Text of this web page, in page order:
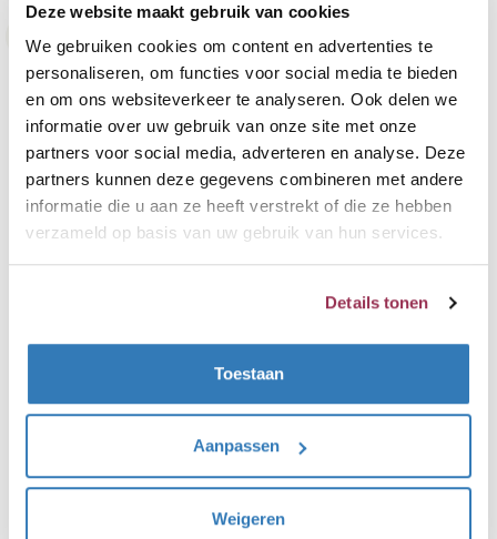
Deze website maakt gebruik van cookies
We gebruiken cookies om content en advertenties te
personaliseren, om functies voor social media te bieden
en om ons websiteverkeer te analyseren. Ook delen we
informatie over uw gebruik van onze site met onze
partners voor social media, adverteren en analyse. Deze
partners kunnen deze gegevens combineren met andere
informatie die u aan ze heeft verstrekt of die ze hebben
verzameld op basis van uw gebruik van hun services.
Details tonen
Toestaan
Aanpassen
Weigeren
Achteraf betalen
Algemeen
Montageservice
Kennisbank
Quooker Assortiment
Quooker Fusion